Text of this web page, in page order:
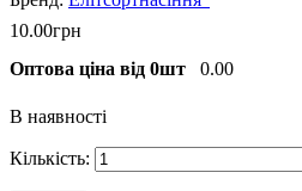
10.00грн
Оптова ціна від 0шт
0.00
В наявності